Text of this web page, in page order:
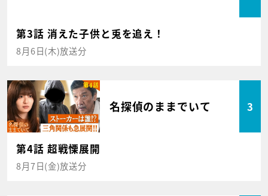
第3話 消えた子供と兎を追え！
8月6日(木)放送分
名探偵のままでいて 3
第4話 超戦慄展開
8月7日(金)放送分